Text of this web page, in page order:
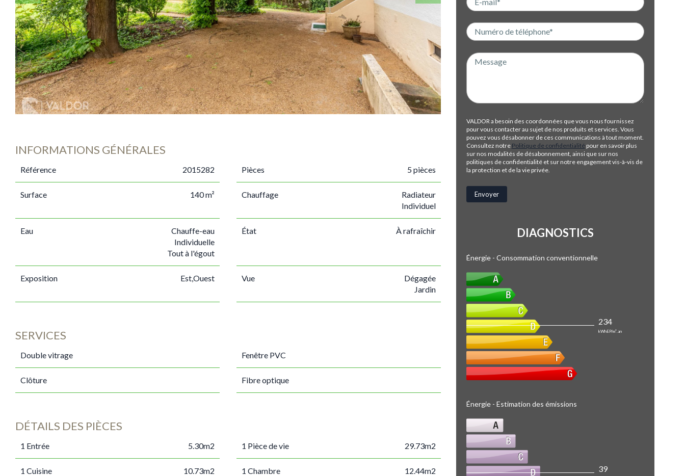
INFORMATIONS GÉNÉRALES
Référence 2015282 Pièces 5 pièces
Surface 140 m² Chauffage
Radiateur
Individuel
Eau
Chauffe-eau
Individuelle
Tout à l'égout
État À rafraîchir
Exposition Est,Ouest Vue
Dégagée
Jardin
SERVICES
Double vitrage Fenêtre PVC
Clôture Fibre optique
DÉTAILS DES PIÈCES
1 Entrée 5.30m2 1 Pièce de vie 29.73m2
1 Cuisine 10.73m2 1 Chambre 12.44m2
VALDOR a besoin des coordonnées que vous nous fournissez
pour vous contacter au sujet de nos produits et services. Vous
pouvez vous désabonner de ces communications à tout moment.
Consultez notre Politique de confidentialité pour en savoir plus
sur nos modalités de désabonnement, ainsi que sur nos
politiques de confidentialité et sur notre engagement vis-à-vis de
la protection et de la vie privée.
DIAGNOSTICS
Énergie - Consommation conventionnelle
234
kWhEP/m².an
Énergie - Estimation des émissions
39